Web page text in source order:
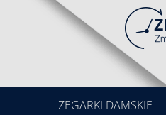
ZEGARKI DAMSKIE